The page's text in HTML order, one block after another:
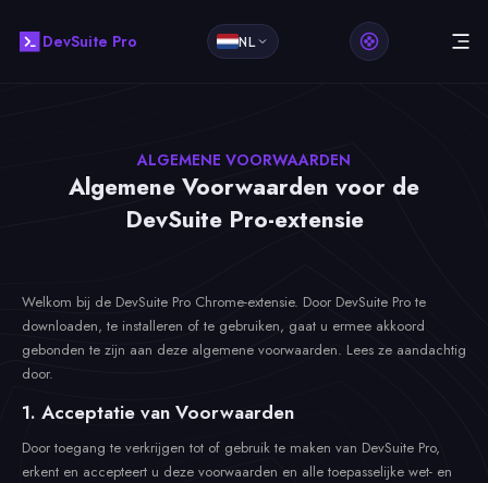
DevSuite Pro NL
ALGEMENE VOORWAARDEN
Algemene Voorwaarden voor de
DevSuite Pro-extensie
Welkom bij de DevSuite Pro Chrome-extensie. Door DevSuite Pro te
downloaden, te installeren of te gebruiken, gaat u ermee akkoord
gebonden te zijn aan deze algemene voorwaarden. Lees ze aandachtig
door.
1. Acceptatie van Voorwaarden
Door toegang te verkrijgen tot of gebruik te maken van DevSuite Pro,
erkent en accepteert u deze voorwaarden en alle toepasselijke wet- en